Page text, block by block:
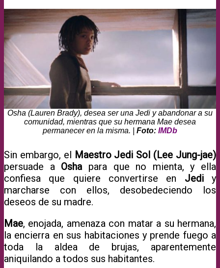
Osha (Lauren Brady), desea ser una Jedi y abandonar a su
comunidad, mientras que su hermana Mae desea
permanecer en la misma. | Foto: IMDb
Sin embargo, el Maestro Jedi Sol (Lee Jung-jae)
persuade a Oshapara que no mienta, y ella
confiesa que quiere convertirse en Jediy
marcharse con ellos, desobedeciendo los
deseos de su madre.
Mae, enojada, amenaza con matar a su hermana,
la encierra en sus habitaciones y prende fuego a
toda la aldea de brujas, aparentemente
aniquilando a todos sus habitantes.